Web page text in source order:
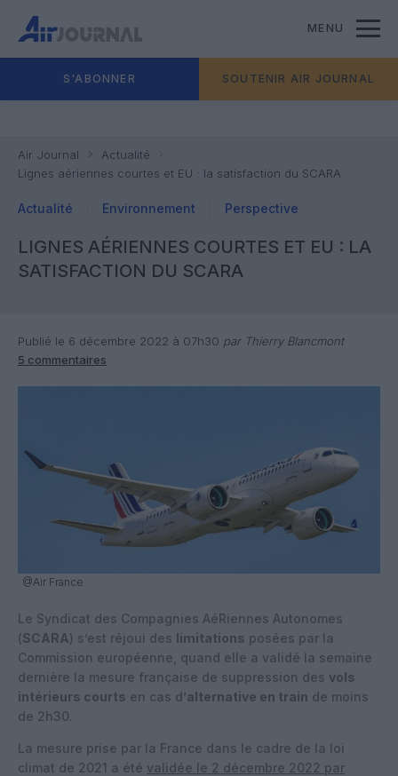
MENU
S'ABONNER SOUTENIR AIR JOURNAL
Air Journal
Actualité
Lignes aériennes courtes et EU : la satisfaction du SCARA
Actualité Environnement Perspective
LIGNES AÉRIENNES COURTES ET EU : LA
SATISFACTION DU SCARA
Publié le 6 décembre 2022 à 07h30 par Thierry Blancmont
5 commentaires
@Air France
Le Syndicat des Compagnies AéRiennes Autonomes
(SCARA) s’est réjoui des limitations posées par la
Commission européenne, quand elle a validé la semaine
dernière la mesure française de suppression des vols
intérieurs courts en cas d’alternative en train de moins
de 2h30.
La mesure prise par la France dans le cadre de la loi
climat de 2021 a été validée le 2 décembre 2022 par